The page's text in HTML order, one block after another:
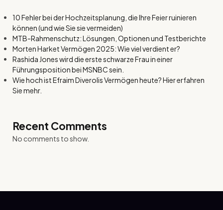
10 Fehler bei der Hochzeitsplanung, die Ihre Feier ruinieren
können (und wie Sie sie vermeiden)
MTB-Rahmenschutz: Lösungen, Optionen und Testberichte
Morten Harket Vermögen 2025: Wie viel verdient er?
Rashida Jones wird die erste schwarze Frau in einer
Führungsposition bei MSNBC sein.
Wie hoch ist Efraim Diverolis Vermögen heute? Hier erfahren
Sie mehr.
Recent Comments
No comments to show.